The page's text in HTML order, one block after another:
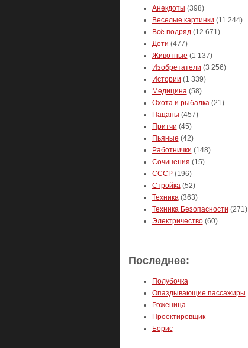
Анекдоты (398)
Веселые картинки (11 244)
Всё подряд(12 671)
Дети (477)
Животные (1 137)
Изобретатели (3 256)
Истории (1 339)
Медицина(58)
Охота и рыбалка(21)
Пацаны (457)
Притчи (45)
Пьяные (42)
Работнички (148)
Сочинения (15)
СССР(196)
Стройка(52)
Техника(363)
Техника Безопасности (271)
Электричество(60)
Последнее:
Полубочка
Опаздывающие пассажиры
Роженица
Проектировщик
Борис